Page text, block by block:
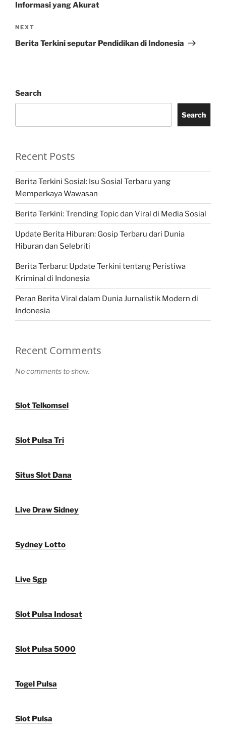
Informasi yang Akurat
Next
Post
NEXT
Berita Terkini seputar Pendidikan di Indonesia
Search
Search
Recent Posts
Berita Terkini Sosial: Isu Sosial Terbaru yang
Memperkaya Wawasan
Berita Terkini: Trending Topic dan Viral di Media Sosial
Update Berita Hiburan: Gosip Terbaru dari Dunia
Hiburan dan Selebriti
Berita Terbaru: Update Terkini tentang Peristiwa
Kriminal di Indonesia
Peran Berita Viral dalam Dunia Jurnalistik Modern di
Indonesia
Recent Comments
No comments to show.
Slot Telkomsel
Slot Pulsa Tri
Situs Slot Dana
Live Draw Sidney
Sydney Lotto
Live Sgp
Slot Pulsa Indosat
Slot Pulsa 5000
Togel Pulsa
Slot Pulsa